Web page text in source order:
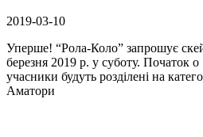
2019-03-10
Уперше! “Рола-Коло” запрошує
березня 2019 р. у суботу. Початок
учасники будуть розділені на
Аматори